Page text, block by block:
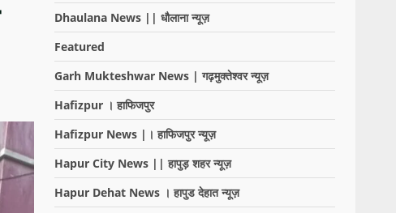
Dhaulana News || धौलाना न्यूज़
Featured
Garh Mukteshwar News | गढ़मुक्तेश्वर न्यूज़
Hafizpur । हाफिजपुर
Hafizpur News |। हाफिजपुर न्यूज़
Hapur City News || हापुड़ शहर न्यूज़
Hapur Dehat News । हापुड देहात न्यूज़